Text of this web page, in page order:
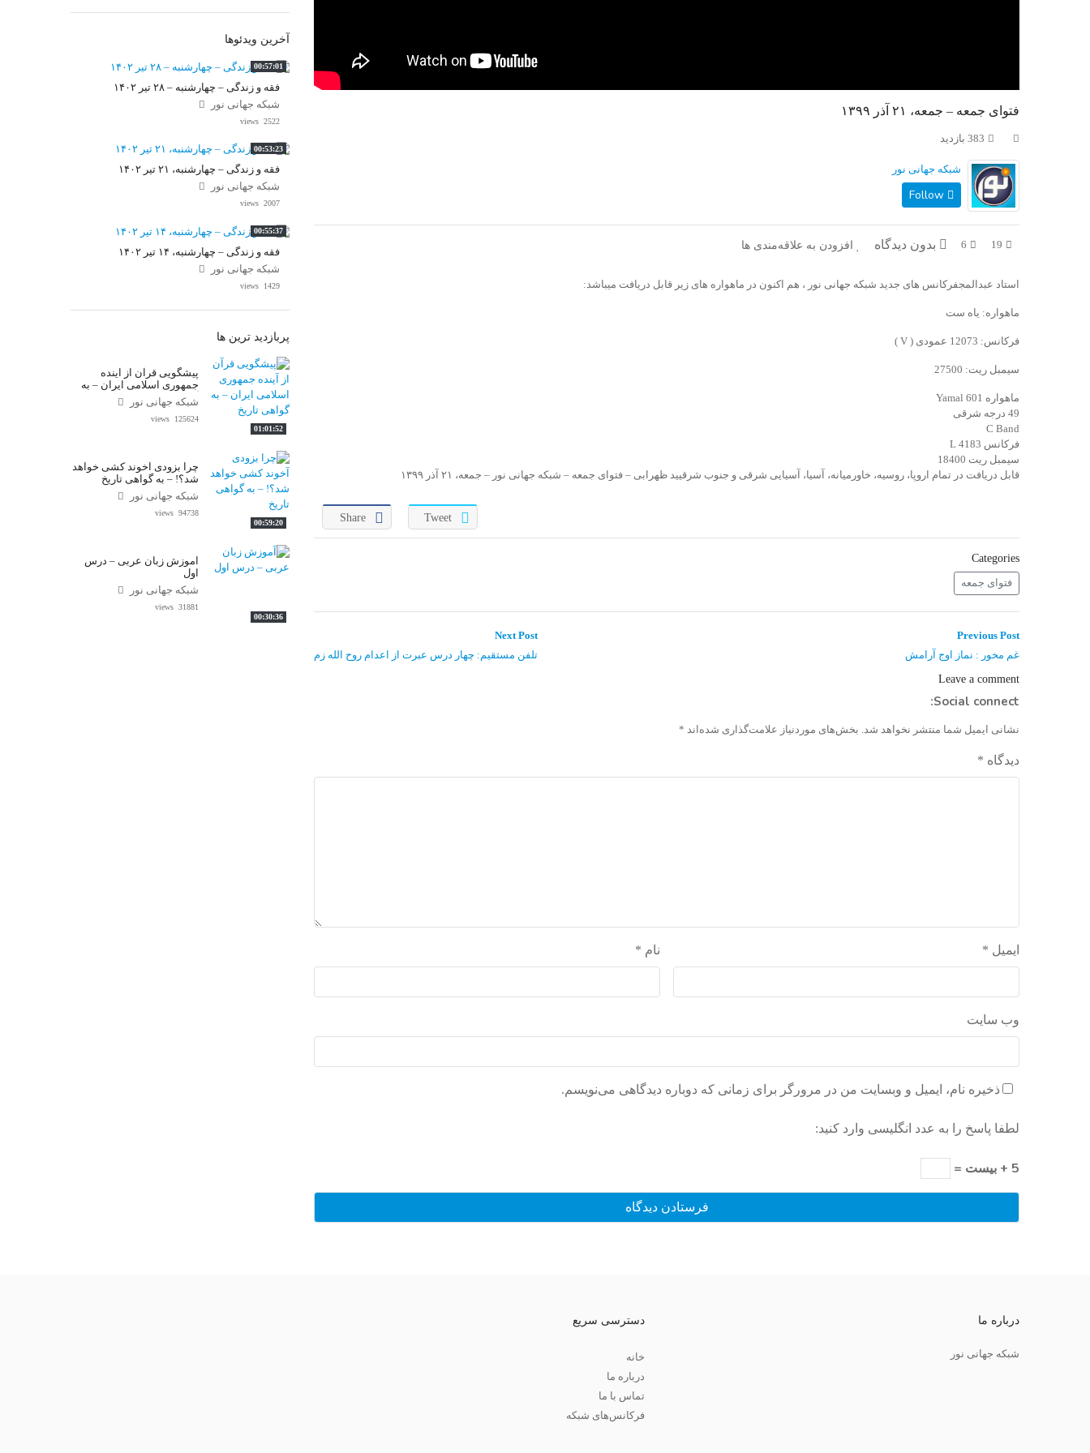
فتوای جمعه – جمعه، ۲۱ آذر ۱۳۹۹
383 بازدید
شبکه جهانی نور
19
6 بدون دیدگاه افزودن به علاقه‌مندی ها
استاد عبدالمجفرکانس های جدید شبکه جهانی نور ، هم اکنون در ماهواره های زیر قابل دریافت میباشد:
ماهواره: یاه ست
فرکانس: 12073 عمودی ( V )
سیمبل ریت: 27500
ماهواره Yamal 601
49 درجه شرقی
C Band
فرکانس 4183 L
سیمبل ریت 18400
قابل دریافت در تمام اروپا، روسیه، خاورمیانه، آسیا، آسیایی شرقی و جنوب شرقیید ظهرابی – فتوای جمعه – شبکه جهانی نور – جمعه، ۲۱ آذر ۱۳۹۹
Share Tweet
Categories
فتوای جمعه
راهبری
نوشته
Previous Post
Previous
غم مخور : نماز اوج آرامش
Next Post
Next
تلفن مستقیم: چهار درس عبرت از اعدام روح الله زم
Leave a comment
Social connect:
نشانی ایمیل شما منتشر نخواهد شد. بخش‌های موردنیاز علامت‌گذاری شده‌اند *
دیدگاه *
نام * ایمیل *
وب‌ سایت
ذخیره نام، ایمیل و وبسایت من در مرورگر برای زمانی که دوباره دیدگاهی می‌نویسم.
لطفا پاسخ را به عدد انگلیسی وارد کنید:
5 + بیست =
آخرین ویدئوها
00:57:01
فقه و زندگی – چهارشنبه – ۲۸ تیر ۱۴۰۲
شبکه جهانی نور
2522 views
00:53:23
فقه و زندگی – چهارشنبه، ۲۱ تیر ۱۴۰۲
شبکه جهانی نور
2007 views
00:55:37
فقه و زندگی – چهارشنبه، ۱۴ تیر ۱۴۰۲
شبکه جهانی نور
1429 views
پربازدید ترین ها
01:01:52
پیشگویی قرآن از آینده
جمهوری اسلامی ایران – به
گواهی تاریخ
شبکه جهانی نور
125624 views
00:59:20
چرا بزودی آخوند کشی خواهد
شد؟! – به گواهی تاریخ
شبکه جهانی نور
94738 views
00:30:36
آموزش زبان عربی – درس
اول
شبکه جهانی نور
31881 views
درباره ما
شبکه جهانی نور
دسترسی سریع
خانه
درباره ما
تماس با ما
فرکانس‌های شبکه